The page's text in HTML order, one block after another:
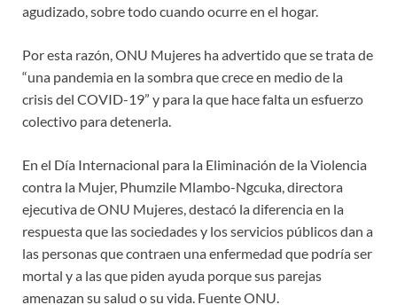
agudizado, sobre todo cuando ocurre en el hogar.
Por esta razón, ONU Mujeres ha advertido que se trata de
“una pandemia en la sombra que crece en medio de la
crisis del COVID-19” y para la que hace falta un esfuerzo
colectivo para detenerla.
En el Día Internacional para la Eliminación de la Violencia
contra la Mujer, Phumzile Mlambo-Ngcuka, directora
ejecutiva de ONU Mujeres, destacó la diferencia en la
respuesta que las sociedades y los servicios públicos dan a
las personas que contraen una enfermedad que podría ser
mortal y a las que piden ayuda porque sus parejas
amenazan su salud o su vida. Fuente ONU.